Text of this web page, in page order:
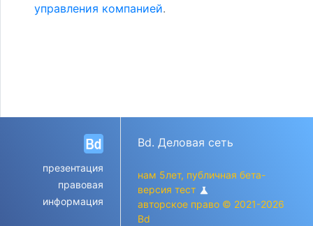
управления компанией.
презентация
правовая
информация
Bd. Деловая сеть
нам 5лет, публичная бета-
версия тест science
авторское право © 2021-2026
Bd